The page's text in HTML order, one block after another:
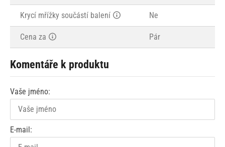
Krycí mřížky součástí balení Ne
Cena za Pár
Komentáře k produktu
Vaše jméno:
E-mail: